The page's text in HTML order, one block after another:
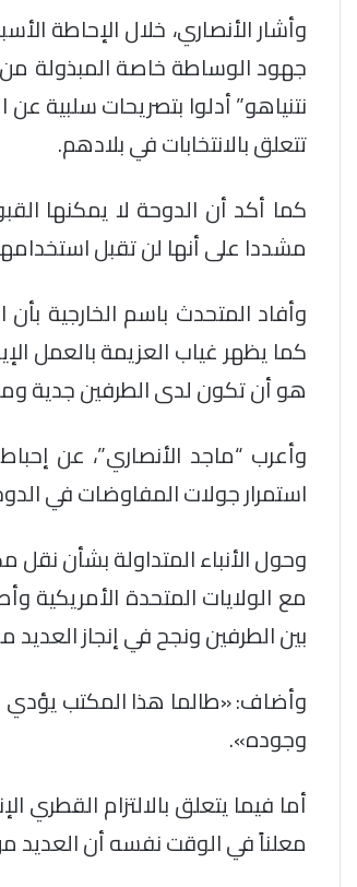
وأشار الأنصاري، خلال الإحاطة
جهود الوساطة خاصة المبذولة من
نتنياهو” أدلوا بتصريحات سلبية
تتعلق بالانتخابات في بلادهم.
كما أكد أن الدوحة لا يمكنها
مشددا على أنها لن تقبل
وأفاد المتحدث باسم الخارجية
كما يظهر غياب العزيمة بالعمل
هو أن تكون لدى الطرفين جدية
وأعرب “ماجد الأنصاري”، عن
استمرار جولات المفاوضات في
وحول الأنباء المتداولة بشأن
مع الولايات المتحدة
بين الطرفين ونجح في إنجاز
وأضاف: «طالما هذا المكتب يؤدي
وجوده».
أما فيما يتعلق بالالتزام القطري
معلناً في الوقت نفسه أن العديد